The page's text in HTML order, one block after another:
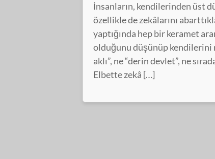
İnsanların, kendilerinden üst
özellikle de zekâlarını
yaptığında hep bir keramet
olduğunu düşünüp kendilerini
aklı”, ne “derin devlet”, ne
Elbette zekâ […]